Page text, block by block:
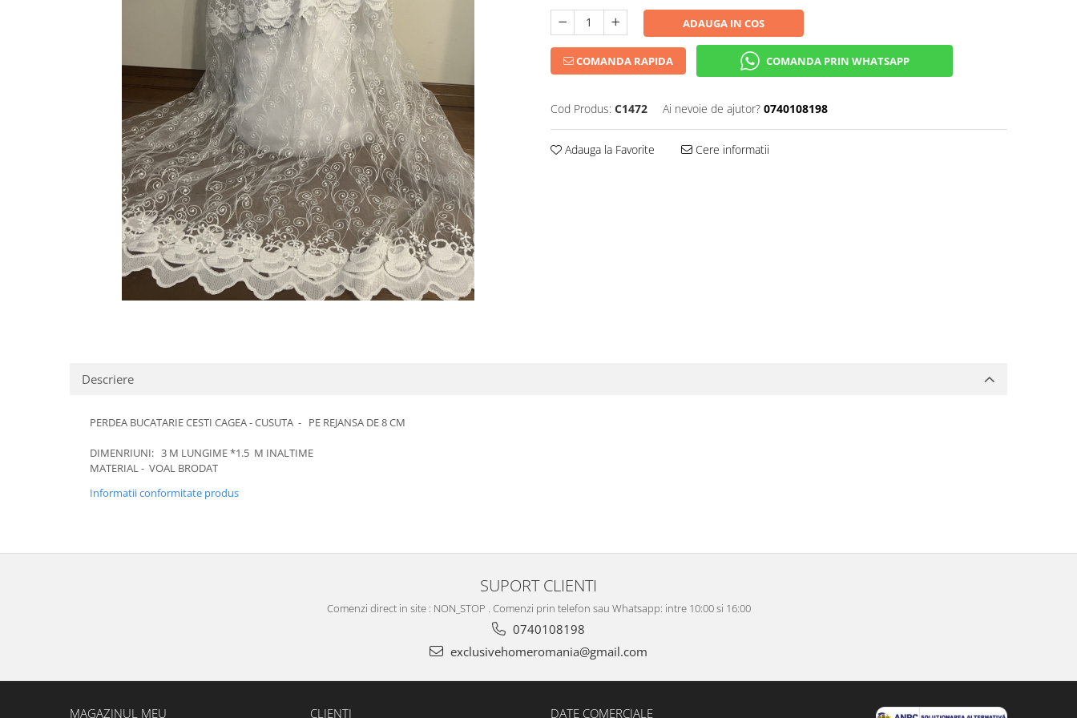
ADAUGA IN COS
COMANDA RAPIDA COMANDA PRIN WHATSAPP
Cod Produs: C1472 Ai nevoie de ajutor? 0740108198
Adauga la Favorite Cere informatii
Descriere
PERDEA BUCATARIE CESTI CAGEA - CUSUTA - PE REJANSA DE 8 CM
DIMENRIUNI: 3 M LUNGIME *1.5 M INALTIME
MATERIAL - VOAL BRODAT
Informatii conformitate produs
SUPORT CLIENTI
Comenzi direct in site : NON_STOP . Comenzi prin telefon sau Whatsapp: intre 10:00 si 16:00
0740108198
exclusivehomeromania@gmail.com
MAGAZINUL MEU CLIENTI DATE COMERCIALE